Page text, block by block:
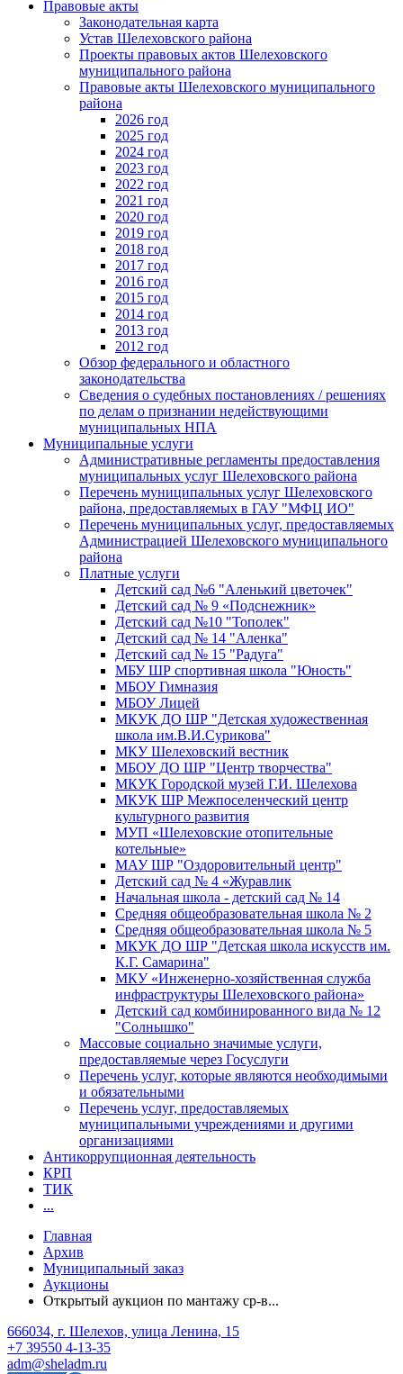
Правовые акты
Законодательная карта
Устав Шелеховского района
Проекты правовых актов Шелеховского
муниципального района
Правовые акты Шелеховского муниципального
района
2026 год
2025 год
2024 год
2023 год
2022 год
2021 год
2020 год
2019 год
2018 год
2017 год
2016 год
2015 год
2014 год
2013 год
2012 год
Обзор федерального и областного
законодательства
Сведения о судебных постановлениях / решениях
по делам о признании недействующими
муниципальных НПА
Муниципальные услуги
Административные регламенты предоставления
муниципальных услуг Шелеховского района
Перечень муниципальных услуг Шелеховского
района, предоставляемых в ГАУ "МФЦ ИО"
Перечень муниципальных услуг, предоставляемых
Администрацией Шелеховского муниципального
района
Платные услуги
Детский сад №6 "Аленький цветочек"
Детский сад № 9 «Подснежник»
Детский сад №10 "Тополек"
Детский сад № 14 "Аленка"
Детский сад № 15 "Радуга"
МБУ ШР спортивная школа "Юность"
МБОУ Гимназия
МБОУ Лицей
МКУК ДО ШР "Детская художественная
школа им.В.И.Сурикова"
МКУ Шелеховский вестник
МБОУ ДО ШР "Центр творчества"
МКУК Городской музей Г.И. Шелехова
МКУК ШР Межпоселенческий центр
культурного развития
МУП «Шелеховские отопительные
котельные»
МАУ ШР "Оздоровительный центр"
Детский сад № 4 «Журавлик
Начальная школа - детский сад № 14
Средняя общеобразовательная школа № 2
Средняя общеобразовательная школа № 5
МКУК ДО ШР "Детская школа искусств им.
К.Г. Самарина"
МКУ «Инженерно-хозяйственная служба
инфраструктуры Шелеховского района»
Детский сад комбинированного вида № 12
"Солнышко"
Массовые социально значимые услуги,
предоставляемые через Госуслуги
Перечень услуг, которые являются необходимыми
и обязательными
Перечень услуг, предоставляемых
муниципальными учреждениями и другими
организациями
Антикоррупционная деятельность
КРП
ТИК
...
Главная
Архив
Муниципальный заказ
Аукционы
Открытый аукцион по мантажу ср-в...
666034, г. Шелехов, улица Ленина, 15
+7 39550 4-13-35
adm@sheladm.ru